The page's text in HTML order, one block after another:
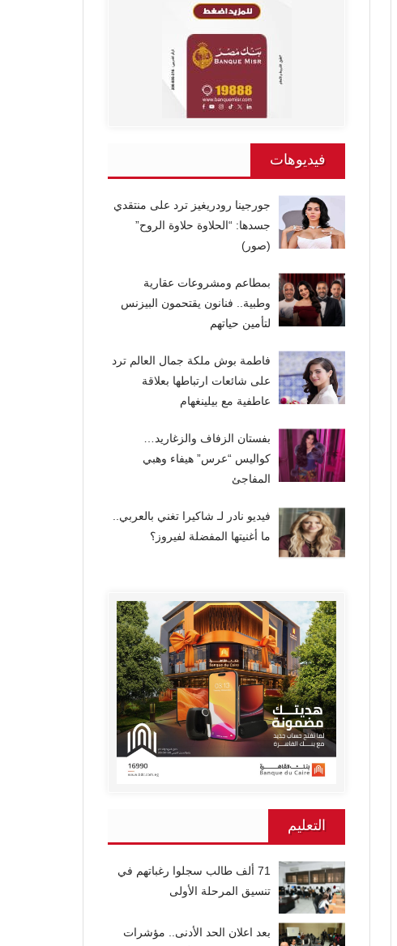
فيديوهات
جورجينا رودريغيز ترد على منتقدي
جسدها: “الحلاوة حلاوة الروح”
(صور)
بمطاعم ومشروعات عقارية
وطبية.. فنانون يقتحمون البيزنس
لتأمين حياتهم
فاطمة بوش ملكة جمال العالم ترد
على شائعات ارتباطها بعلاقة
عاطفية مع بيلينغهام
بفستان الزفاف والزغاريد…
كواليس “عرس” هيفاء وهبي
المفاجئ
فيديو نادر لـ شاكيرا تغني بالعربي..
ما أغنيتها المفضلة لفيروز؟
التعليم
71 ألف طالب سجلوا رغباتهم في
تنسيق المرحلة الأولى
بعد اعلان الحد الأدنى.. مؤشرات